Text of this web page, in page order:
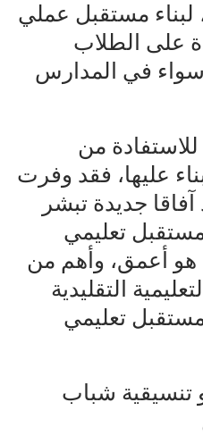
لبناء مستقبل عملي
على الطلاب
في المدارس
من
عليها، فقد وفرت
جديدة تبشر
تعليمي
هو أعمق، وأهم من
التقليدية
تعليمي
تنسيقية شباب